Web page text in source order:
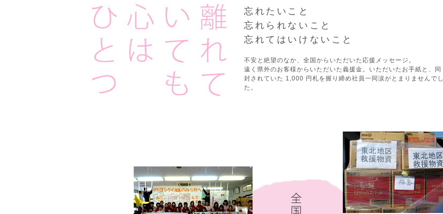
忘れたいこと
忘れられないこと
忘れてはいけないこと
不安と絶望のなか、全国からいただいた応援メッセージ。
遠く県外のお客様からいただいた義援金。いただいたお手紙と、同
封されていた 1,000 円札を握り締め社員一同涙がとまりませんでし
た。